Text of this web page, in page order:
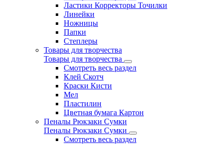
Ластики Корректоры Точилки
Линейки
Ножницы
Папки
Степлеры
Товары для творчества
Товары для творчества
Смотреть весь раздел
Клей Скотч
Краски Кисти
Мел
Пластилин
Цветная бумага Картон
Пеналы Рюкзаки Сумки
Пеналы Рюкзаки Сумки
Смотреть весь раздел